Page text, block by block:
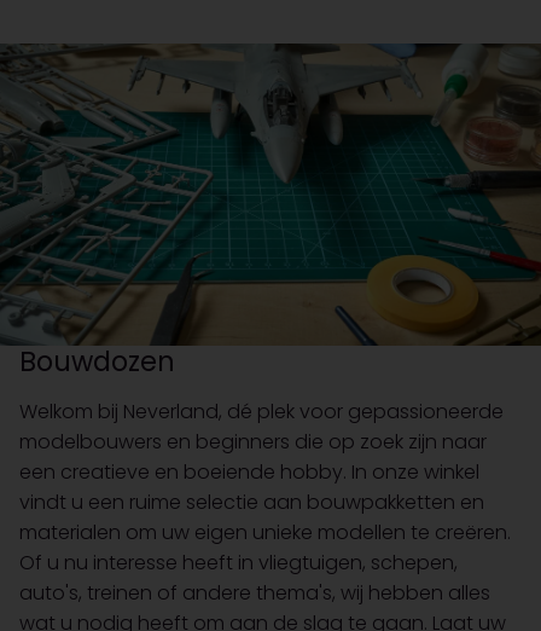
Bouwdozen
Welkom bij Neverland, dé plek voor gepassioneerde
modelbouwers en beginners die op zoek zijn naar
een creatieve en boeiende hobby. In onze winkel
vindt u een ruime selectie aan bouwpakketten en
materialen om uw eigen unieke modellen te creëren.
Of u nu interesse heeft in vliegtuigen, schepen,
auto's, treinen of andere thema's, wij hebben alles
wat u nodig heeft om aan de slag te gaan. Laat uw